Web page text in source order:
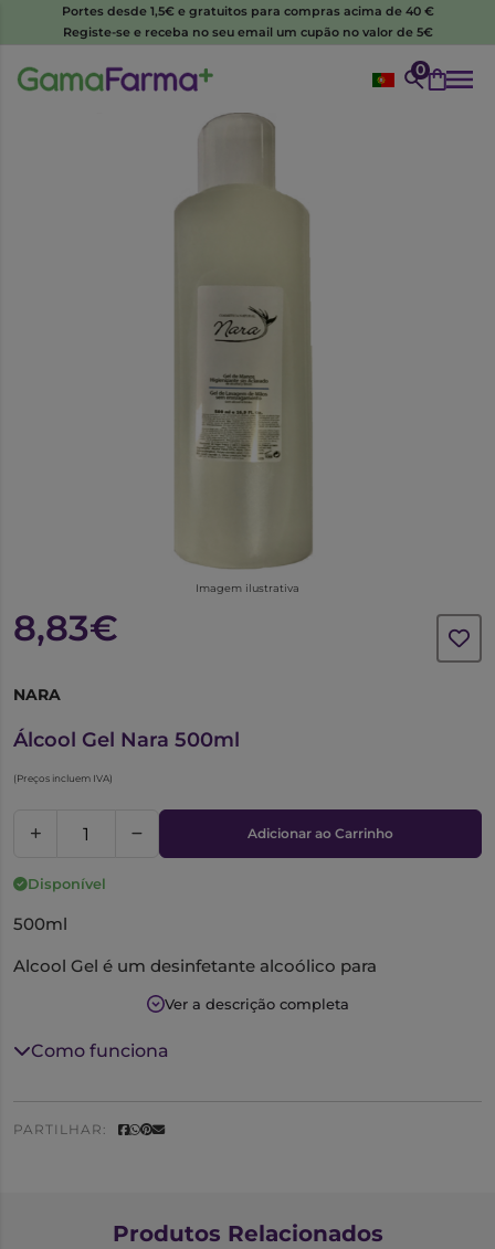
Portes desde 1,5€ e gratuitos para compras acima de 40 €
Registe-se e receba no seu email um cupão no valor de 5€
0
Imagem ilustrativa
8,83€
NARA
Álcool Gel Nara 500ml
(Preços incluem IVA)
Adicionar ao Carrinho
Disponível
500ml
Alcool Gel é um desinfetante alcoólico para
hieginização das mãos.
Ver a descrição completa
Como funciona
PARTILHAR:
Produtos Relacionados